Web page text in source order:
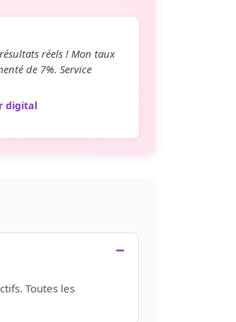
réels ! Mon taux
de 7%. Service
digital
Toutes les